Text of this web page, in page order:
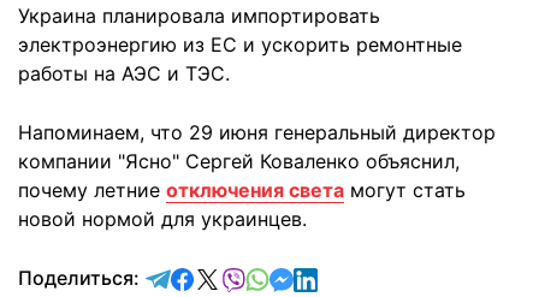
Украина планировала импортировать
электроэнергию из ЕС и ускорить ремонтные
работы на АЭС и ТЭС.
Напоминаем, что 29 июня генеральный директор
компании "Ясно" Сергей Коваленко объяснил,
почему летние отключения света могут стать
новой нормой для украинцев.
Поделиться: отправить в Telegram
поделиться в Facebook
поделиться в X
отправить в Viber
отправить в Whatsapp
отправить в Messenger
отправить в LinkedIn